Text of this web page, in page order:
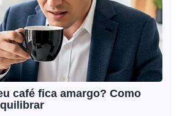
café fica amargo? Como